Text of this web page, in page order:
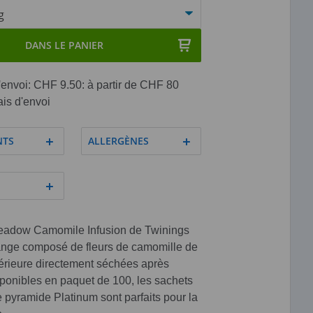
DANS LE PANIER
CHF 9.50: à partir de CHF 80
d'envoi
ALLERGÈNES
Camomile Infusion de Twinings
composé de fleurs de camomille de
directement séchées après
en paquet de 100, les sachets
pyramide Platinum sont parfaits pour la